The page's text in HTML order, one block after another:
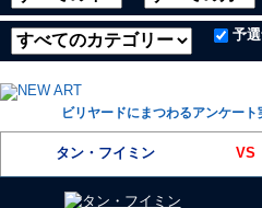
予
ビリヤードにまつわるアンケート
タン・フイミン VS